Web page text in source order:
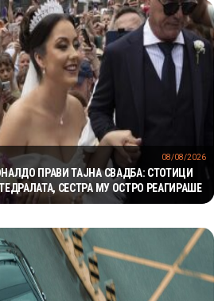
ПРАВИ ТАЈНА СВАДБА: СТОТИЦИ
СЕСТРА МУ ОСТРО РЕАГИРАШЕ
08/08/2026